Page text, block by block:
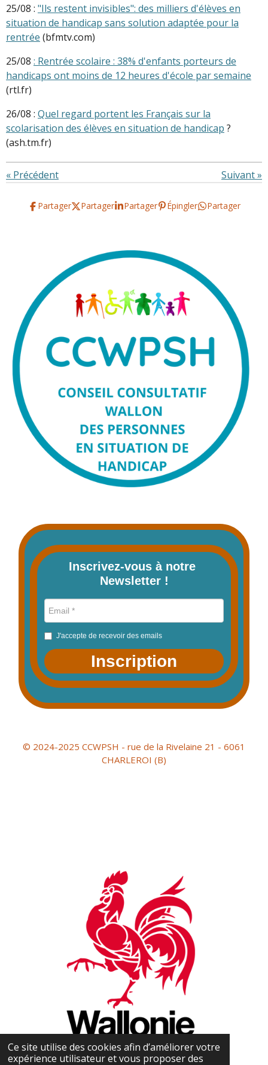
Ce site utilise des cookies afin d’améliorer votre
expérience utilisateur et vous proposer des
25/08 : "Ils restent invisibles": des milliers d'élèves en
situation de handicap sans solution adaptée pour la
rentrée (bfmtv.com)
25/08 : Rentrée scolaire : 38% d'enfants porteurs de
handicaps ont moins de 12 heures d'école par semaine
(rtl.fr)
26/08 : Quel regard portent les Français sur la
scolarisation des élèves en situation de handicap ?
(ash.tm.fr)
« Précédent Suivant»
Partager Partager Partager Épingler Partager
Inscrivez-vous à notre
Newsletter !
J'accepte de recevoir des emails
Inscription
© 2024-2025 CCWPSH - rue de la Rivelaine 21 - 6061
CHARLEROI (B)